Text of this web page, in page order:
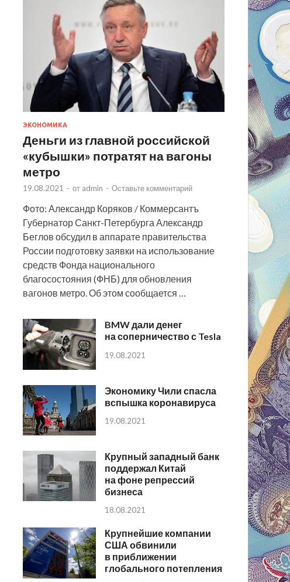
ЭКОНОМИКА
Деньги из главной российской
«кубышки» потратят на вагоны
метро
19.08.2021 - от admin - Оставьте комментарий
Фото: Александр Коряков / Коммерсантъ
Губернатор Санкт-Петербурга Александр
Беглов обсудил в аппарате правительства
России подготовку заявки на использование
средств Фонда национального
благосостояния (ФНБ) для обновления
вагонов метро. Об этом сообщается …
BMW дали денег
на соперничество с Tesla
19.08.2021
Экономику Чили спасла
вспышка коронавируса
19.08.2021
Крупный западный банк
поддержал Китай
на фоне репрессий
бизнеса
18.08.2021
Крупнейшие компании
США обвинили
в приближении
глобального потепления